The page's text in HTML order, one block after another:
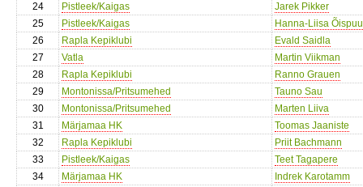
24
Pistleek/Kaigas
Jarek Pikker
25
Pistleek/Kaigas
Hanna-Liisa Õispuu
26
Rapla Kepiklubi
Evald Saidla
27
Vatla
Martin Viikman
28
Rapla Kepiklubi
Ranno Grauen
29
Montonissa/Pritsumehed
Tauno Sau
30
Montonissa/Pritsumehed
Marten Liiva
31
Märjamaa HK
Toomas Jaaniste
32
Rapla Kepiklubi
Priit Bachmann
33
Pistleek/Kaigas
Teet Tagapere
34
Märjamaa HK
Indrek Karotamm